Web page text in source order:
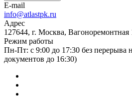
E-mail
info@atlastpk.ru
Адрес
127644, г. Москва, Вагоноремонтная
Режим работы
Пн-Пт: с 9:00 до 17:30 без перерыва
документов до 16:30)